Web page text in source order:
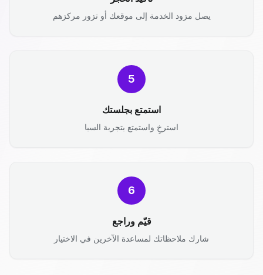
يصل مزود الخدمة إلى موقعك أو تزور مركزهم
5
استمتع بجلستك
استرخِ واستمتع بتجربة السبا
6
قيّم وراجع
شارك ملاحظاتك لمساعدة الآخرين في الاختيار